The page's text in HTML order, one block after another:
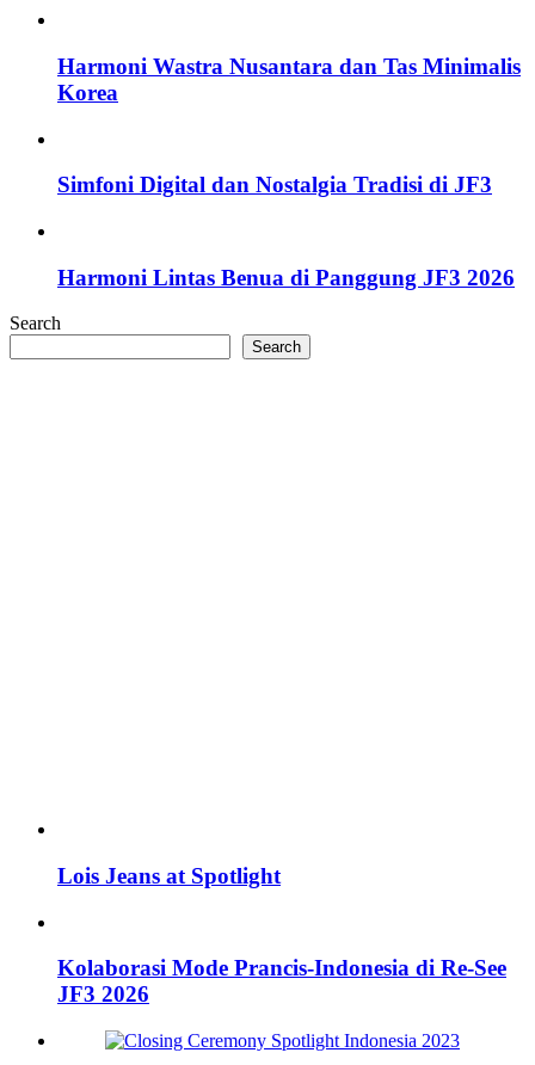
Harmoni Wastra Nusantara dan Tas Minimalis
Korea
Simfoni Digital dan Nostalgia Tradisi di JF3
Harmoni Lintas Benua di Panggung JF3 2026
Search
Search
Lois Jeans at Spotlight
Kolaborasi Mode Prancis-Indonesia di Re-See
JF3 2026